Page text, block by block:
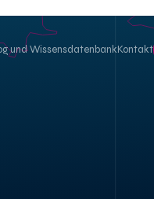
und WissensdatenbankKontakt